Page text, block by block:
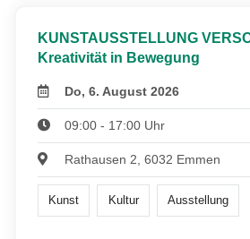
KUNSTAUSSTELLUNG
Kreativität in Bewegung
Do, 6. August 2026
09:00 - 17:00 Uhr
Rathausen 2, 6032 Emmen
Kunst Kultur Ausstellung